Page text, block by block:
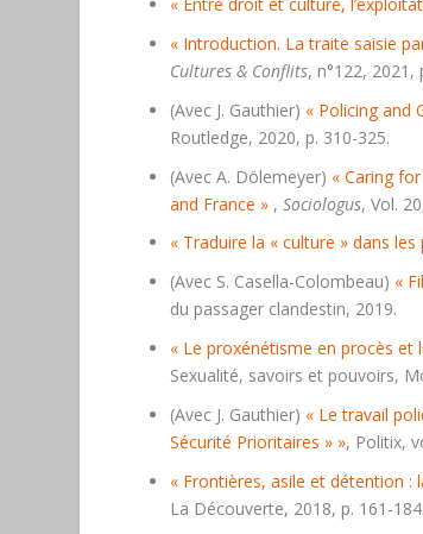
« Introduction. La traite saisie
Cultures & Conflits, n°122, 2021,
(Avec J. Gauthier) « Policing and
Routledge, 2020, p. 310-325.
(Avec A. Dölemeyer) « Caring
and France » ,Sociologus, Vol.
« Traduire la « culture » dans
(Avec S. Casella-Colombeau) «
du passager clandestin, 2019.
« Le proxénétisme en procès et
Sexualité, savoirs et pouvoirs,
(Avec J. Gauthier) « Le travail
Sécurité Prioritaires » », Politix,
« Frontières, asile et détention :
La Découverte, 2018, p. 161-184.